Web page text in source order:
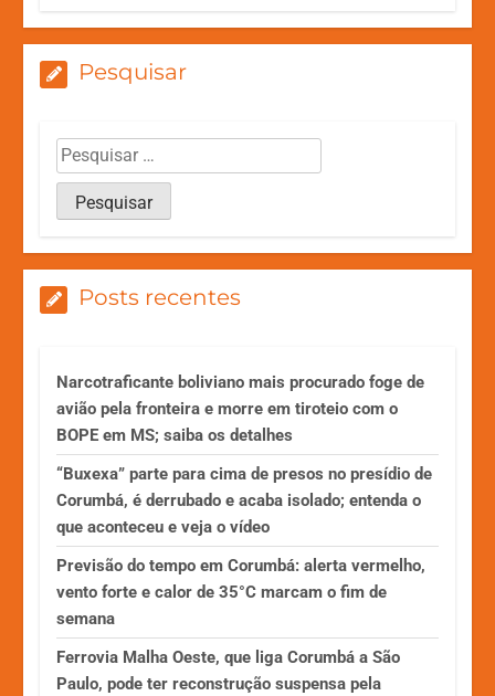
Pesquisar
Posts recentes
Narcotraficante boliviano mais procurado foge de
avião pela fronteira e morre em tiroteio com o
BOPE em MS; saiba os detalhes
“Buxexa” parte para cima de presos no presídio de
Corumbá, é derrubado e acaba isolado; entenda o
que aconteceu e veja o vídeo
Previsão do tempo em Corumbá: alerta vermelho,
vento forte e calor de 35°C marcam o fim de
semana
Ferrovia Malha Oeste, que liga Corumbá a São
Paulo, pode ter reconstrução suspensa pela